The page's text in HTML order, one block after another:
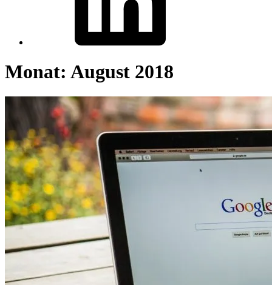
Monat: August 2018